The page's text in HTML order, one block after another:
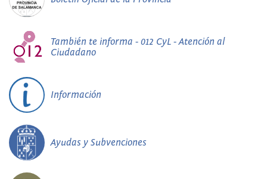
También te informa - 012 CyL - Atención al
Ciudadano
Información
Ayudas y Subvenciones